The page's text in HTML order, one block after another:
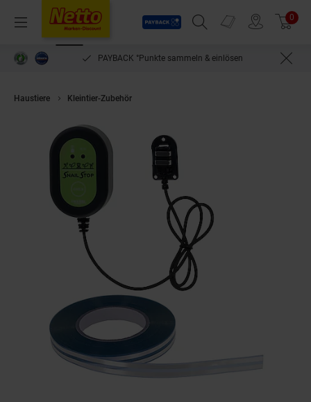
Menü
Payback
Suchfeld einblenden
Prospekte 0
PAYBACK °Punkte sammeln & einlösen
Haustiere Kleintier-Zubehör